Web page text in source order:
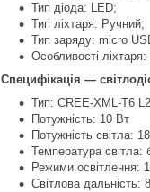
Тип діода: LED;
Тип ліхтаря: Ручний;
Тип заряду: micro
Особливості
Специфікація —
Тип: CREE-XML-T6 L2
Потужність: 10 Вт
Потужність світла:
Температура світла:
Режими освітлення:
Світлова дальність: